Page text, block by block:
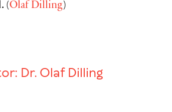
(Olaf Dilling)
Dr. Olaf Dilling